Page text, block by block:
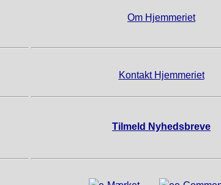
Om Hjemmeriet
Kontakt Hjemmeriet
Tilmeld Nyhedsbreve